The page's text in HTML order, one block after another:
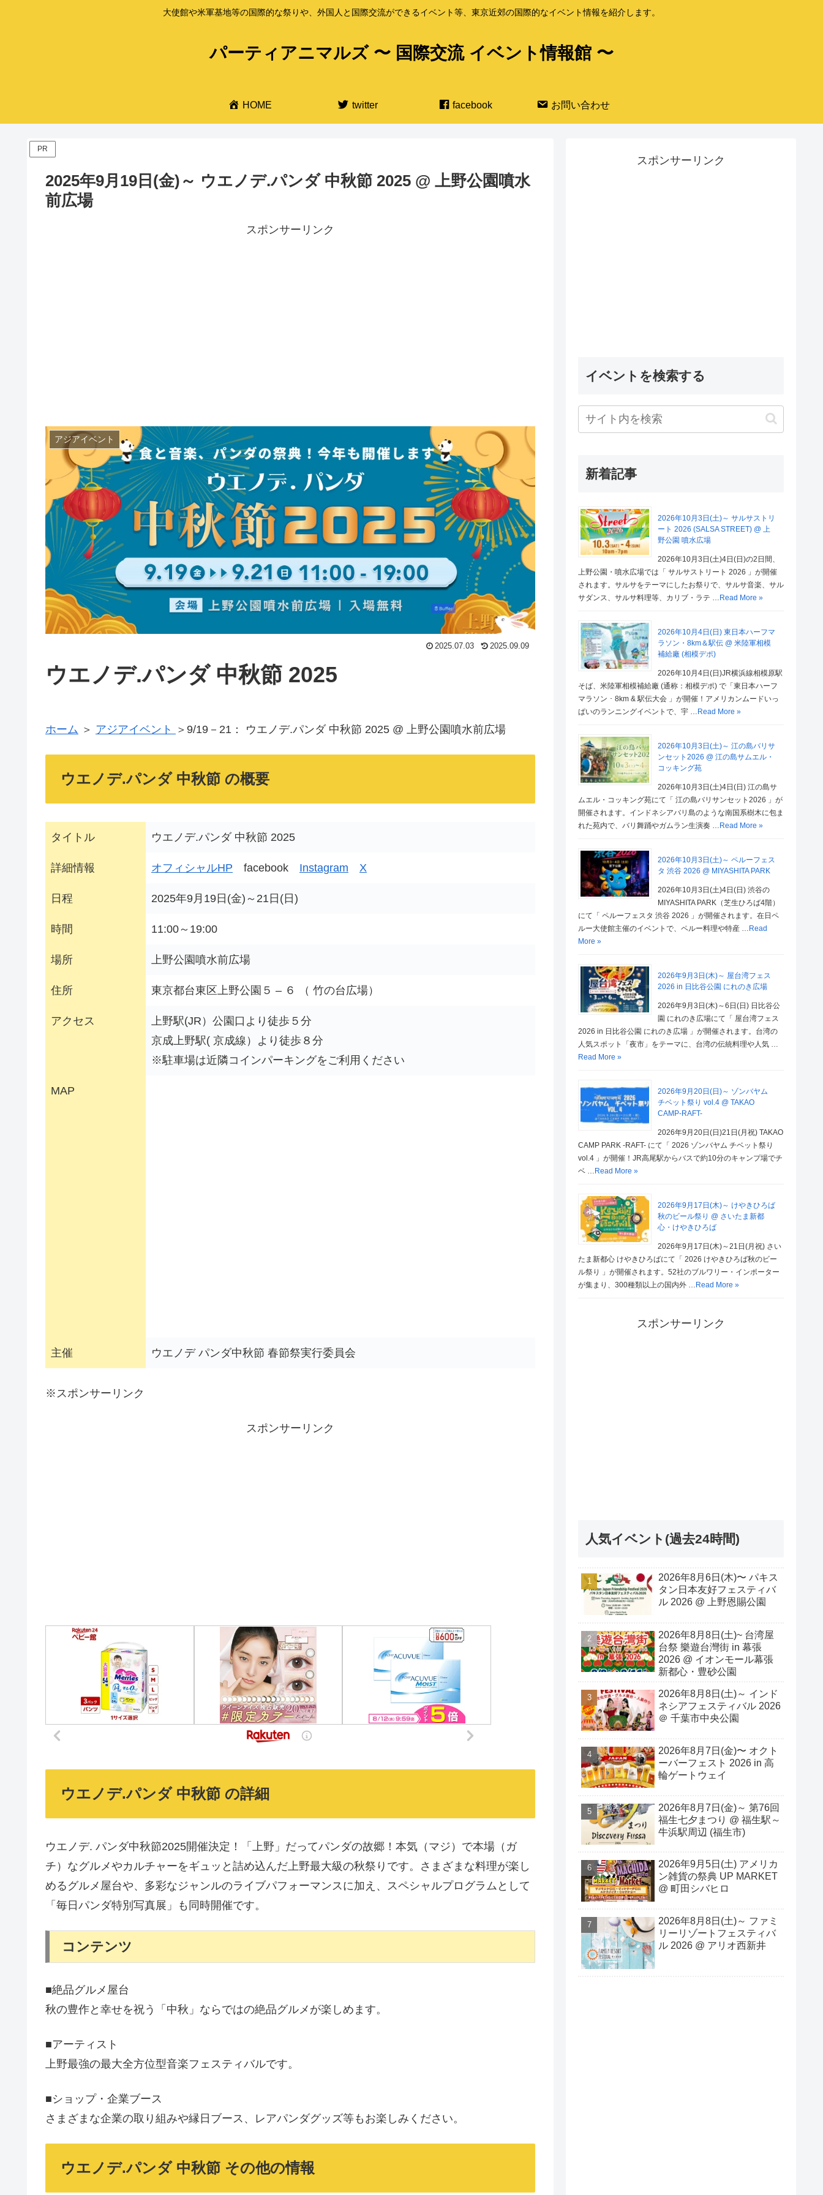
大使館や米軍基地等の国際的な祭りや、外国人と国際交流ができるイベント等、東京近郊の国際的なイベント情報を紹介します。
パーティアニマルズ 〜 国際交流 イベント情報館 〜
HOME twitter facebook お問い合わせ
PR
2025年9月19日(金)～ ウエノデ.パンダ 中秋節 2025 @ 上野公園噴水
前広場
スポンサーリンク
アジアイベント
2025.07.03 2025.09.09
ウエノデ.パンダ 中秋節 2025
ホーム ＞ アジアイベント ＞9/19－21： ウエノデ.パンダ 中秋節 2025 @ 上野公園噴水前広場
ウエノデ.パンダ 中秋節 の概要
タイトル ウエノデ.パンダ 中秋節 2025
詳細情報 オフィシャルHP facebook Instagram X
日程 2025年9月19日(金)～21日(日)
時間 11:00～19:00
場所 上野公園噴水前広場
住所 東京都台東区上野公園５ – ６ （ 竹の台広場）
アクセス
上野駅(JR）公園口より徒歩５分
京成上野駅( 京成線）より徒歩８分
※駐車場は近隣コインパーキングをご利用ください
MAP
主催 ウエノデ パンダ中秋節 春節祭実行委員会
※スポンサーリンク
スポンサーリンク
ウエノデ.パンダ 中秋節 の詳細
ウエノデ. パンダ中秋節2025開催決定！「上野」だってパンダの故郷！本気（マジ）で本場（ガ
チ）なグルメやカルチャーをギュッと詰め込んだ上野最大級の秋祭りです。さまざまな料理が楽し
めるグルメ屋台や、多彩なジャンルのライブパフォーマンスに加え、スペシャルプログラムとして
「毎日パンダ特別写真展」も同時開催です。
コンテンツ
■絶品グルメ屋台
秋の豊作と幸せを祝う「中秋」ならではの絶品グルメが楽しめます。
■アーティスト
上野最強の最大全方位型音楽フェスティバルです。
■ショップ・企業ブース
さまざまな企業の取り組みや縁日ブース、レアパンダグッズ等もお楽しみください。
ウエノデ.パンダ 中秋節 その他の情報
スポンサーリンク
イベントを検索する
新着記事
2026年10月3日(土)～ サルサストリ
ート 2026 (SALSA STREET) @ 上
野公園 噴水広場
2026年10月3日(土)4日(日)の2日間、
上野公園・噴水広場では「 サルサストリート 2026 」が開催
されます。サルサをテーマにしたお祭りで、サルサ音楽、サル
サダンス、サルサ料理等、カリブ・ラテ … Read More »
2026年10月4日(日) 東日本ハーフマ
ラソン・8km＆駅伝 @ 米陸軍相模
補給廠 (相模デポ)
2026年10月4日(日)JR横浜線相模原駅
そば、米陸軍相模補給廠 (通称：相模デポ) で「東日本ハーフ
マラソン ･ 8km & 駅伝大会 」が開催！アメリカンムードいっ
ぱいのランニングイベントで、宇 … Read More »
2026年10月3日(土)～ 江の島バリサ
ンセット2026 @ 江の島サムエル・
コッキング苑
2026年10月3日(土)4日(日) 江の島サ
ムエル・コッキング苑にて「 江の島バリサンセット2026 」が
開催されます。インドネシアバリ島のような南国系樹木に包ま
れた苑内で、バリ舞踊やガムラン生演奏 … Read More »
2026年10月3日(土)～ ペルーフェス
タ 渋谷 2026 @ MIYASHITA PARK
2026年10月3日(土)4日(日) 渋谷の
MIYASHITA PARK（芝生ひろば4階）
にて「 ペルーフェスタ 渋谷 2026 」が開催されます。在日ペ
ルー大使館主催のイベントで、ペルー料理や特産 … Read
More »
2026年9月3日(木)～ 屋台湾フェス
2026 in 日比谷公園 にれのき広場
2026年9月3日(木)～6日(日) 日比谷公
園 にれのき広場にて「 屋台湾フェス
2026 in 日比谷公園 にれのき広場 」が開催されます。台湾の
人気スポット「夜市」をテーマに、台湾の伝統料理や人気 …
Read More »
2026年9月20日(日)～ ゾンバヤム
チベット祭り vol.4 @ TAKAO
CAMP-RAFT-
2026年9月20日(日)21日(月祝) TAKAO
CAMP PARK -RAFT- にて「 2026 ゾンバヤム チベット祭り
vol.4 」が開催！JR高尾駅からバスで約10分のキャンプ場でチ
ベ … Read More »
2026年9月17日(木)～ けやきひろば
秋のビール祭り @ さいたま新都
心・けやきひろば
2026年9月17日(木)～21日(月祝) さい
たま新都心 けやきひろばにて「 2026 けやきひろば秋のビー
ル祭り 」が開催されます。52社のブルワリー・インポーター
が集まり、300種類以上の国内外 … Read More »
スポンサーリンク
人気イベント(過去24時間)
2026年8月6日(木)〜 パキス
タン日本友好フェスティバ
ル 2026 @ 上野恩賜公園
2026年8月8日(土)~ 台湾屋
台祭 樂遊台灣街 in 幕張
2026 @ イオンモール幕張
新都心・豊砂公園
2026年8月8日(土)～ インド
ネシアフェスティバル 2026
＠ 千葉市中央公園
2026年8月7日(金)〜 オクト
ーバーフェスト 2026 in 高
輪ゲートウェイ
2026年8月7日(金)～ 第76回
福生七夕まつり @ 福生駅～
牛浜駅周辺 (福生市)
2026年9月5日(土) アメリカ
ン雑貨の祭典 UP MARKET
@ 町田シバヒロ
2026年8⽉8⽇(⼟)～ ファミ
リーリゾートフェスティバ
ル 2026 @ アリオ西新井